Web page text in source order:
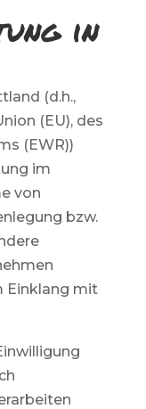
in
(d.h.,
(EU), des
(EWR))
im
von
bzw.
Einklang mit